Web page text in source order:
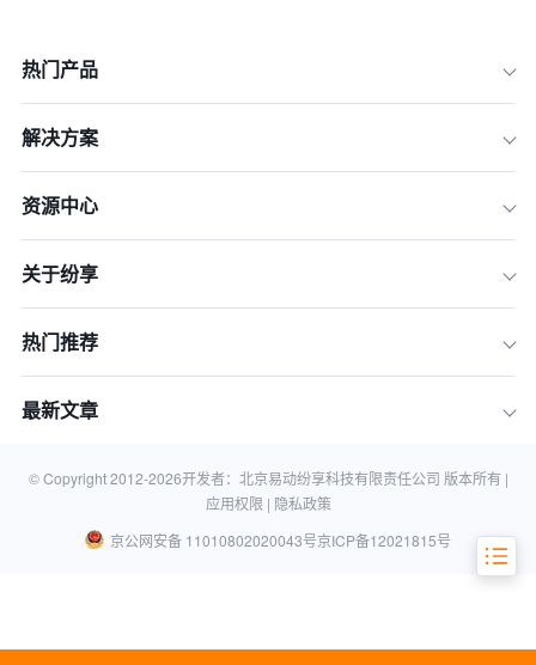
3.行为预测：CRM在预测分析中的应用
相关知识
热门产品
解决方案
资源中心
关于纷享
热门推荐
最新文章
© Copyright 2012-2026开发者：北京易动纷享科技有限责任公司 版本所有 |
应用权限 | 隐私政策
京公网安备 11010802020043号京ICP备12021815号